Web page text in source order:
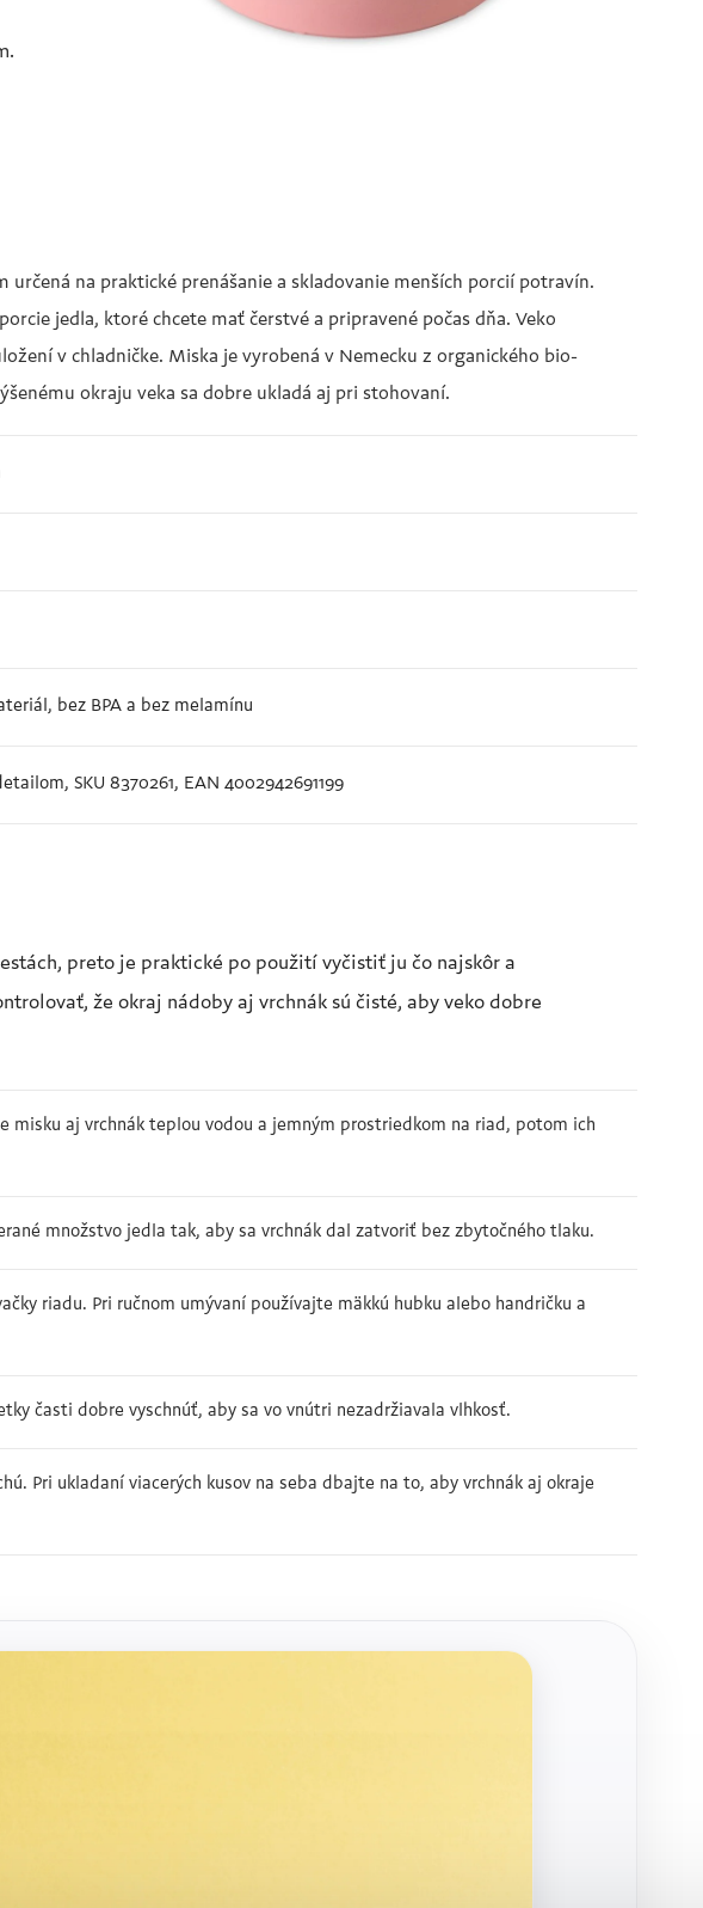
na praktické prenášanie a skladovanie menších porcií potravín.
jedla, ktoré chcete mať čerstvé a pripravené počas dňa. Veko
v chladničke. Miska je vyrobená v Nemecku z organického bio-
okraju veka sa dobre ukladá aj pri stohovaní.
bez BPA a bez melamínu
SKU 8370261, EAN 4002942691199
preto je praktické po použití vyčistiť ju čo najskôr a
že okraj nádoby aj vrchnák sú čisté, aby veko dobre
misku aj vrchnák teplou vodou a jemným prostriedkom na riad, potom ich
množstvo jedla tak, aby sa vrchnák dal zatvoriť bez zbytočného tlaku.
riadu. Pri ručnom umývaní používajte mäkkú hubku alebo handričku a
časti dobre vyschnúť, aby sa vo vnútri nezadržiavala vlhkosť.
Pri ukladaní viacerých kusov na seba dbajte na to, aby vrchnák aj okraje